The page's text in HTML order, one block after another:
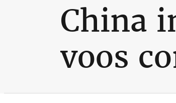
China
voos